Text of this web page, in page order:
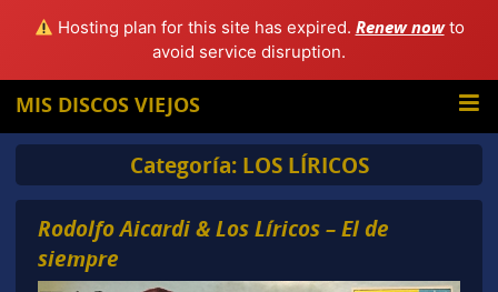
Hosting plan for this site has expired. Renew nowto
avoid service disruption.
MIS DISCOS VIEJOS
Categoría: LOS LÍRICOS
Rodolfo Aicardi & Los Líricos – El de
siempre